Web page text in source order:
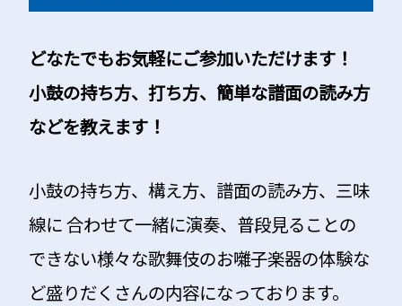
どなたでもお気軽にご参加いただけます！
小鼓の持ち方、打ち方、簡単な譜面の読み方
などを教えます！
小鼓の持ち方、構え方、譜面の読み方、三味
線に 合わせて一緒に演奏、普段見ることの
できない様々な歌舞伎のお囃子楽器の体験な
ど盛りだくさんの内容になっております。